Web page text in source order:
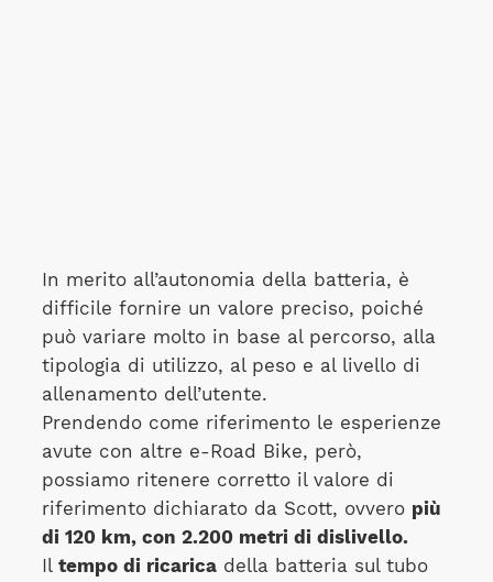
In merito all’autonomia della batteria, è
difficile fornire un valore preciso, poiché
può variare molto in base al percorso, alla
tipologia di utilizzo, al peso e al livello di
allenamento dell’utente.
Prendendo come riferimento le esperienze
avute con altre e-Road Bike, però,
possiamo ritenere corretto il valore di
riferimento dichiarato da Scott, ovvero più
di 120 km, con 2.200 metri di dislivello.
Il tempo di ricaricadella batteria sul tubo